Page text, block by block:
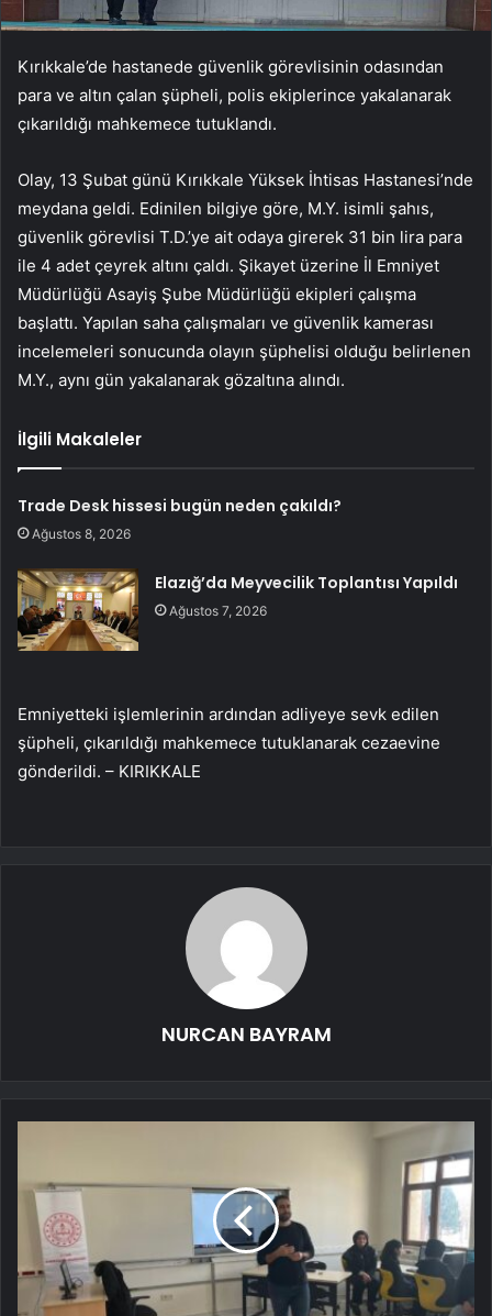
Kırıkkale’de hastanede güvenlik görevlisinin odasından
para ve altın çalan şüpheli, polis ekiplerince yakalanarak
çıkarıldığı mahkemece tutuklandı.
Olay, 13 Şubat günü Kırıkkale Yüksek İhtisas Hastanesi’nde
meydana geldi. Edinilen bilgiye göre, M.Y. isimli şahıs,
güvenlik görevlisi T.D.’ye ait odaya girerek 31 bin lira para
ile 4 adet çeyrek altını çaldı. Şikayet üzerine İl Emniyet
Müdürlüğü Asayiş Şube Müdürlüğü ekipleri çalışma
başlattı. Yapılan saha çalışmaları ve güvenlik kamerası
incelemeleri sonucunda olayın şüphelisi olduğu belirlenen
M.Y., aynı gün yakalanarak gözaltına alındı.
İlgili Makaleler
Trade Desk hissesi bugün neden çakıldı?
Ağustos 8, 2026
Elazığ’da Meyvecilik Toplantısı Yapıldı
Ağustos 7, 2026
Emniyetteki işlemlerinin ardından adliyeye sevk edilen
şüpheli, çıkarıldığı mahkemece tutuklanarak cezaevine
gönderildi. – KIRIKKALE
NURCAN BAYRAM